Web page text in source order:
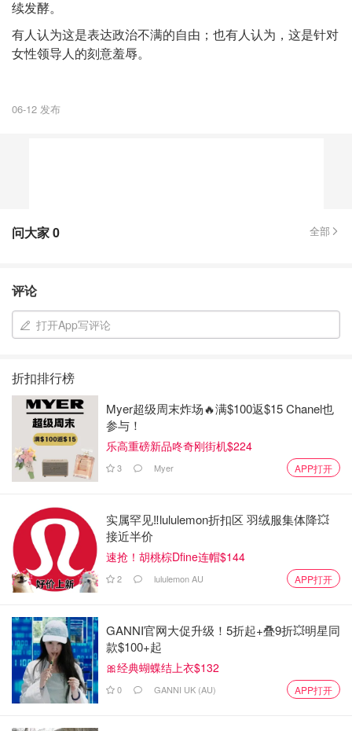
续发酵。
有人认为这是表达政治不满的自由；也有人认为，这是针对
女性领导人的刻意羞辱。
06-12 发布
问大家0 全部
评论
打开App写评论
折扣排行榜
Myer超级周末炸场🔥满$100返$15 Chanel也
参与！
乐高重磅新品咚奇刚街机$224
3 Myer APP打开
实属罕见‼️lululemon折扣区 羽绒服集体降💥
接近半价
速抢！胡桃棕Dfine连帽$144
2 lululemon AU APP打开
GANNI官网大促升级！5折起+叠9折💥明星同
款$100+起
🎀经典蝴蝶结上衣$132
0 GANNI UK (AU) APP打开